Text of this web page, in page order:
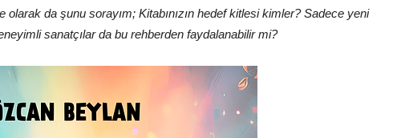
olarak da şunu sorayım; Kitabınızın hedef kitlesi kimler? Sadece yeni
sanatçılar da bu rehberden faydalanabilir mi?